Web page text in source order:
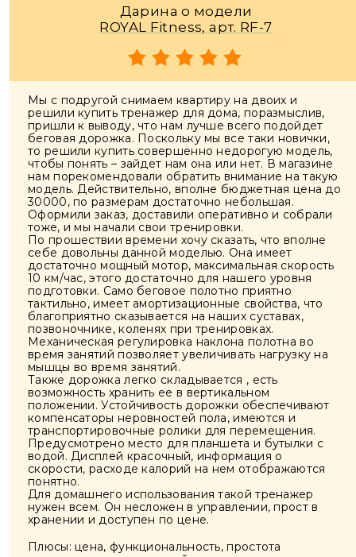
Дарина о модели
ROYAL Fitness, арт. RF-7
Мы с подругой снимаем квартиру на двоих и
решили купить тренажер для дома, поразмыслив,
пришли к выводу, что нам лучше всего подойдет
беговая дорожка. Поскольку мы все таки новички,
то решили купить совершенно недорогую модель,
чтобы понять – зайдет нам она или нет. В магазине
нам порекомендовали обратить внимание на такую
модель. Действительно, вполне бюджетная цена до
30000, по размерам достаточно небольшая.
Оформили заказ, доставили оперативно и собрали
тоже, и мы начали свои тренировки.
По прошествии времени хочу сказать, что вполне
себе довольны данной моделью. Она имеет
достаточно мощный мотор, максимальная скорость
10 км/час, этого достаточно для нашего уровня
подготовки. Само беговое полотно приятно
тактильно, имеет амортизационные свойства, что
благоприятно сказывается на наших суставах,
позвоночнике, коленях при тренировках.
Механическая регулировка наклона полотна во
время занятий позволяет увеличивать нагрузку на
мышцы во время занятий.
Также дорожка легко складывается , есть
возможность хранить ее в вертикальном
положении. Устойчивость дорожки обеспечивают
компенсаторы неровностей пола, имеются и
транспортировочные ролики для перемещения.
Предусмотрено место для планшета и бутылки с
водой. Дисплей красочный, информация о
скорости, расходе калорий на нем отображаются
понятно.
Для домашнего использования такой тренажер
нужен всем. Он несложен в управлении, прост в
хранении и доступен по цене.
Плюсы: цена, функциональность, простота